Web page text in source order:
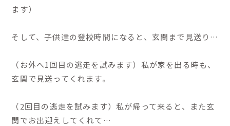
ます）
そして、子供達の登校時間になると、玄関まで見送り…
（お外へ1回目の逃走を試みます）私が家を出る時も、
玄関で見送ってくれます。
（2回目の逃走を試みます）私が帰って来ると、また玄
関でお出迎えしてくれて…